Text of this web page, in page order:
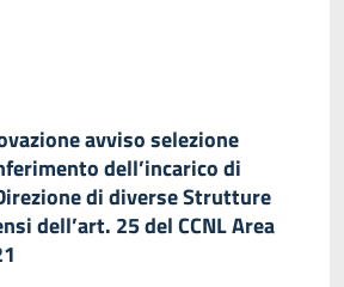
avviso selezione
dell’incarico di
di diverse Strutture
dell’art. 25 del CCNL Area